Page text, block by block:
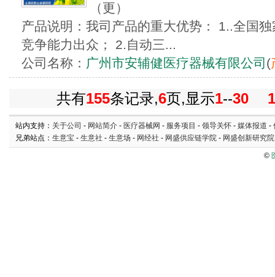
（更）
产品说明：我司产品的重大优势： 1..全国
竞争能力出众； 2.自动三...
公司名称： 广州市安辅健医疗器械有限公司 (
共有155条记录,6页,显示1--30 1
站内支持： 关于公司 - 网站简介 - 医疗器械网 - 服务项目 - 领导关怀 - 媒体报道 -
兄弟站点： 生意宝 - 生意社 - 生意场 - 网经社 - 网盛供应链学院 - 网盛创新研究院
©